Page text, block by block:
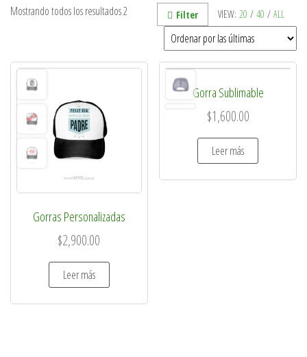
VIEW: 20 / 40 / ALL
Filter
Mostrando todos los resultados 2
Gorras Personalizadas
$2,900.00
Leer más
Gorra Sublimable
$1,600.00
Leer más